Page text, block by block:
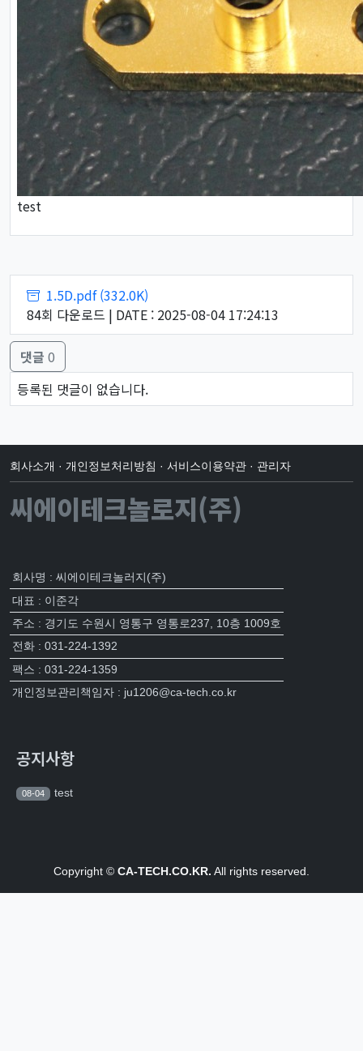
test
첨부파일1.5D.pdf (332.0K)
84회 다운로드 | DATE : 2025-08-04 17:24:13
댓글 0
댓글목록
등록된 댓글이 없습니다.
회사소개 · 개인정보처리방침 · 서비스이용약관 · 관리자
씨에이테크놀로지(주)
회사명 : 씨에이테크놀러지(주)
대표 : 이준각
주소 : 경기도 수원시 영통구 영통로237, 10층 1009호
전화 : 031-224-1392
팩스 : 031-224-1359
개인정보관리책임자 : ju1206@ca-tech.co.kr
공지사항
08-04 test
Copyright © CA-TECH.CO.KR. All rights reserved.